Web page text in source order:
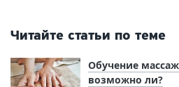
Читайте статьи по теме
Обучение
возможно ли?